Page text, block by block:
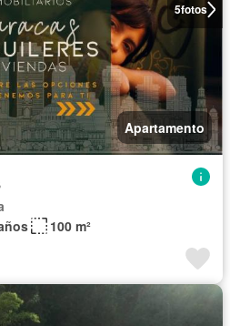
5fotos
Apartamento
100 m²